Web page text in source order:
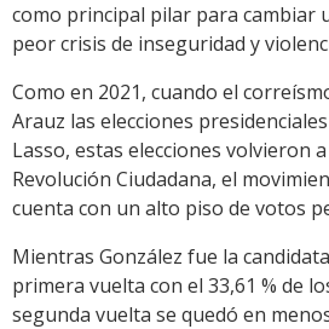
como principal pilar para cambiar
peor crisis de inseguridad y
Como en 2021, cuando el
Arauz las elecciones
Lasso, estas elecciones volvieron
Revolución Ciudadana, el
cuenta con un alto piso de votos
Mientras González fue la
primera vuelta con el 33,61 % de
segunda vuelta se quedó en